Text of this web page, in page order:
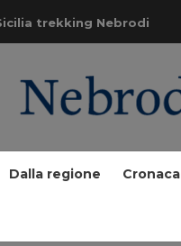
trekking Nebrodi
Dalla regione Cronaca